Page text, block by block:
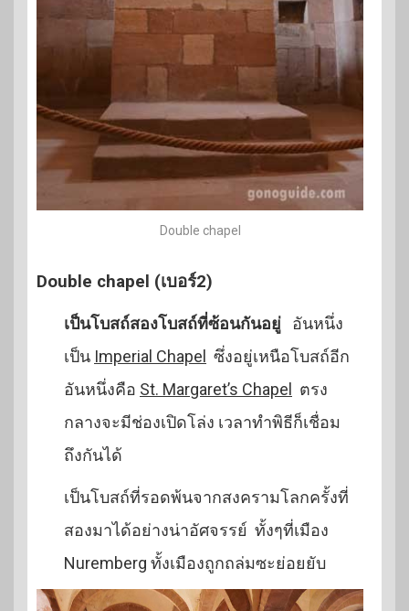
Double chapel
Double chapel (เบอร์2)
เป็นโบสถ์สองโบสถ์ที่ซ้อนกันอยู่ อันหนึ่ง
เป็น Imperial Chapel
ซึ่งอยู่เหนือโบสถ์อีก
อันหนึ่งคือ St. Margaret’s Chapel
ตรง
กลางจะมีช่องเปิดโล่ง เวลาทำพิธีก็เชื่อม
ถึงกันได้
เป็นโบสถ์ที่รอดพ้นจากสงครามโลกครั้งที่
สองมาได้อย่างน่าอัศจรรย์ ทั้งๆที่เมือง
Nuremberg ทั้งเมืองถูกถล่มซะย่อยยับ